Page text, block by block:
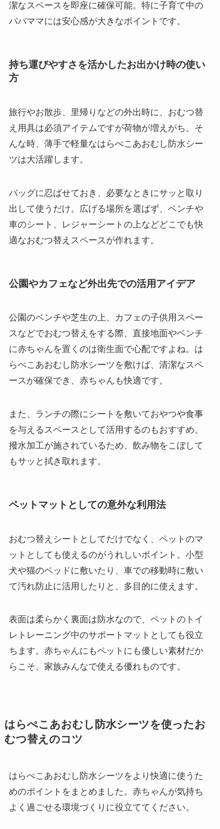
潔なスペースを即座に確保可能。特に子育て中の
パパママには安心感が大きなポイントです。
持ち運びやすさを活かしたお出かけ時の使い
方
旅行やお散歩、里帰りなどの外出時に、おむつ替
え用具は必須アイテムですが荷物が増えがち。そ
んな時、薄手で軽量なはらぺこあおむし防水シー
ツは大活躍します。
バッグに忍ばせておき、必要なときにサッと取り
出して使うだけ。広げる場所を選ばず、ベンチや
車のシート、レジャーシートの上などどこでも快
適なおむつ替えスペースが作れます。
公園やカフェなど外出先での活用アイデア
公園のベンチや芝生の上、カフェの子供用スペー
スなどでおむつ替えをする際、直接地面やベンチ
に赤ちゃんを置くのは衛生面で心配ですよね。は
らぺこあおむし防水シーツを敷けば、清潔なスペ
ースが確保でき、赤ちゃんも快適です。
また、ランチの際にシートを敷いておやつや食事
を与えるスペースとして活用するのもおすすめ。
撥水加工が施されているため、飲み物をこぼして
もサッと拭き取れます。
ペットマットとしての意外な利用法
おむつ替えシートとしてだけでなく、ペットのマ
ットとしても使えるのがうれしいポイント。小型
犬や猫のベッドに敷いたり、車での移動時に敷い
て汚れ防止に活用したりと、多目的に使えます。
表面は柔らかく裏面は防水なので、ペットのトイ
レトレーニング中のサポートマットとしても役立
ちます。赤ちゃんにもペットにも優しい素材だか
らこそ、家族みんなで使える優れものです。
はらぺこあおむし防水シーツを使ったお
むつ替えのコツ
はらぺこあおむし防水シーツをより快適に使うた
めのポイントをまとめました。赤ちゃんが気持ち
よく過ごせる環境づくりに役立ててください。